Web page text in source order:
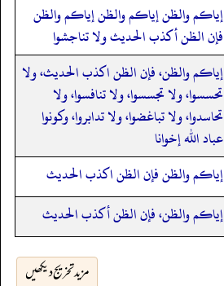
إياكم والظن إياكم والظن إياكم والظن
فإن الظن أكذب الحديث ولا تناجشوا
إياكم والظن، فإن الظن اكذب الحديث، ولا
تحسسوا، ولا تجسسوا، ولا تنافسوا، ولا
تحاسدوا، ولا تباغضوا، ولا تدابروا، وكونوا
عباد الله إخوانا
‏‏‏‏إياكم والظن فإن الظن اكذب الحديث
إياكم والظن، فإن الظن أكذب الحديث
مزید تخریج دیکھیں